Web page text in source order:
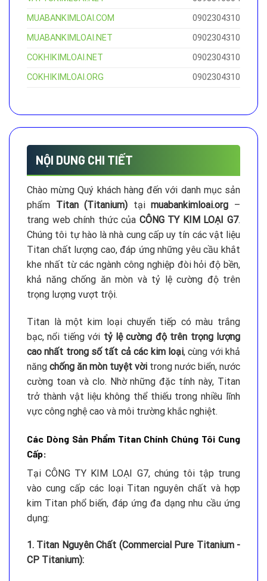
MUABANKIMLOAI.COM
0902304310
MUABANKIMLOAI.NET
0902304310
COKHIKIMLOAI.NET
0902304310
COKHIKIMLOAI.ORG
0902304310
NỘI DUNG CHI TIẾT
Chào mừng Quý khách hàng đến với danh mục sản
phẩm Titan (Titanium) tạimuabankimloai.org –
trang web chính thức của CÔNG TY KIM LOẠI G7.
Chúng tôi tự hào là nhà cung cấp uy tín các vật liệu
Titan chất lượng cao, đáp ứng những yêu cầu khắt
khe nhất từ các ngành công nghiệp đòi hỏi độ bền,
khả năng chống ăn mòn và tỷ lệ cường độ trên
trọng lượng vượt trội.
Titan là một kim loại chuyển tiếp có màu trắng
bạc, nổi tiếng với tỷ lệ cường độ trên trọng lượng
cao nhất trong số tất cả các kim loại, cùng với khả
năng chống ăn mòn tuyệt vời trong nước biển, nước
cường toan và clo. Nhờ những đặc tính này, Titan
trở thành vật liệu không thể thiếu trong nhiều lĩnh
vực công nghệ cao và môi trường khắc nghiệt.
Các Dòng Sản Phẩm Titan Chính Chúng Tôi Cung
Cấp:
Tại CÔNG TY KIM LOẠI G7, chúng tôi tập trung
vào cung cấp các loại Titan nguyên chất và hợp
kim Titan phổ biến, đáp ứng đa dạng nhu cầu ứng
dụng:
1. Titan Nguyên Chất (Commercial Pure Titanium -
CP Titanium):